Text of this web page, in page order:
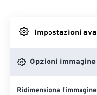
Da
Impostazioni
Opzioni immagine
Ridimensiona